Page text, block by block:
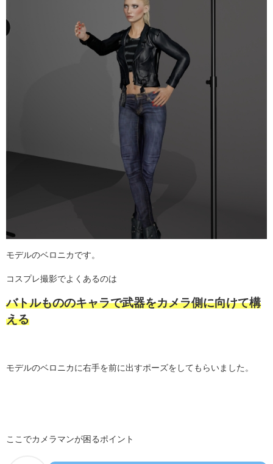
モデルのベロニカです。
コスプレ撮影でよくあるのは
バトルもののキャラで武器をカメラ側に向けて構
える
モデルのベロニカに右手を前に出すポーズをしてもらいました。
ここでカメラマンが困るポイント